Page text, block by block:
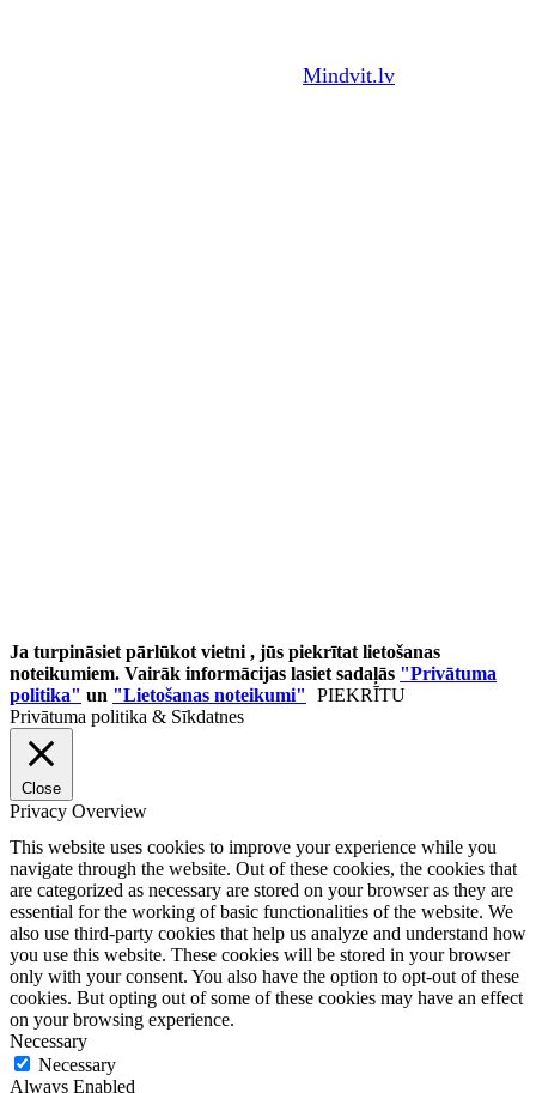
Mindvit.lv
Ja turpināsiet pārlūkot vietni , jūs piekrītat lietošanas
noteikumiem. Vairāk informācijas lasiet sadaļās "Privātuma
politika" un "Lietošanas noteikumi"
PIEKRĪTU
Privātuma politika & Sīkdatnes
Close
Privacy Overview
This website uses cookies to improve your experience while you
navigate through the website. Out of these cookies, the cookies that
are categorized as necessary are stored on your browser as they are
essential for the working of basic functionalities of the website. We
also use third-party cookies that help us analyze and understand how
you use this website. These cookies will be stored in your browser
only with your consent. You also have the option to opt-out of these
cookies. But opting out of some of these cookies may have an effect
on your browsing experience.
Necessary
Necessary
Always Enabled